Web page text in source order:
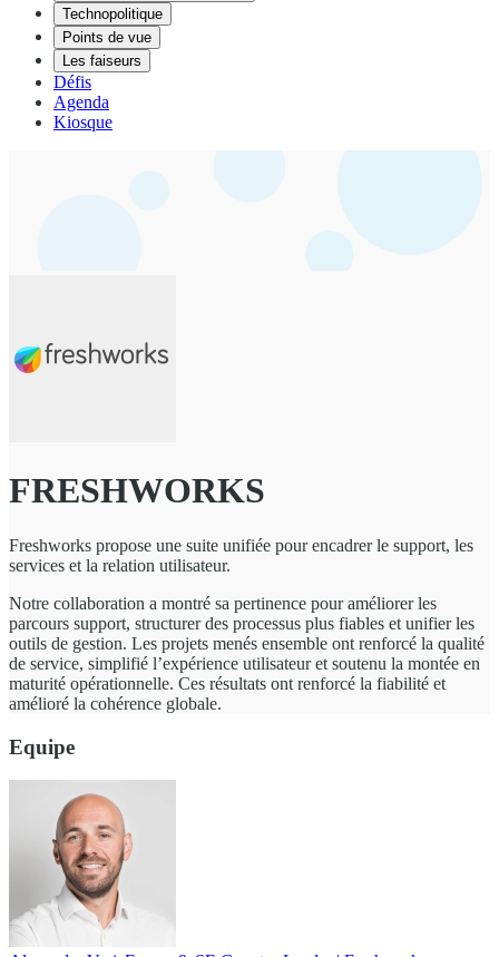
Technopolitique
Points de vue
Les faiseurs
Défis
Agenda
Kiosque
FRESHWORKS
Freshworks propose une suite unifiée pour encadrer le support, les
services et la relation utilisateur.
Notre collaboration a montré sa pertinence pour améliorer les
parcours support, structurer des processus plus fiables et unifier les
outils de gestion. Les projets menés ensemble ont renforcé la qualité
de service, simplifié l’expérience utilisateur et soutenu la montée en
maturité opérationnelle. Ces résultats ont renforcé la fiabilité et
amélioré la cohérence globale.
Equipe